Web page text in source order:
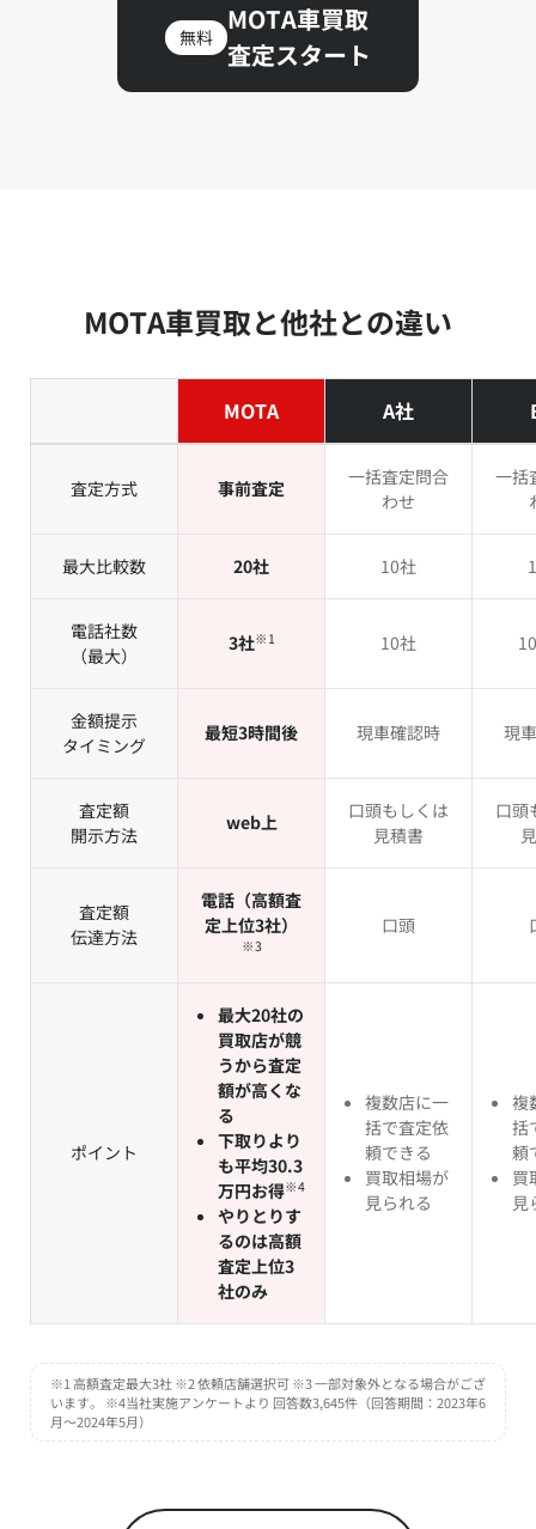
無料
MOTA車買取
査定スタート
MOTA車買取と他社との違い
MOTA A社
査定方式 事前査定
一括査定問合
わせ
一括
最大比較数 20社 10社
電話社数
（最大）
3社※1 10社
金額提示
タイミング
最短3時間後 現車確認時 現
査定額
開示方法
web上
口頭もしくは
見積書
口頭
査定額
伝達方法
電話（高額査
定上位3社）
※3
口頭
ポイント
最大20社の
買取店が競
うから査定
額が高くな
る
下取りより
も平均30.3
万円お得※4
やりとりす
るのは高額
査定上位3
社のみ
複数店に一
括で査定依
頼できる
買取相場が
見られる
複
括
頼
買
見
※1 高額査定最大3社 ※2 依頼店舗選択可 ※3 一部対象外となる場合がござ
います。 ※4当社実施アンケートより 回答数3,645件（回答期間：2023年6
月～2024年5月）